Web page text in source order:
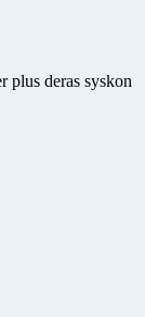
plus deras syskon